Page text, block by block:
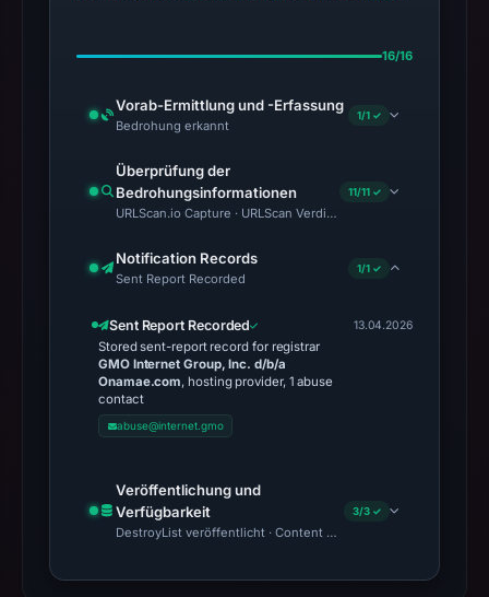
16/16
Vorab-Ermittlung und -Erfassung
Bedrohung erkannt
1/1 ✓
Überprüfung der
Bedrohungsinformationen
URLScan.io Capture · URLScan Verdict · Cloudflare Radar
11/11 ✓
Notification Records
Sent Report Recorded
1/1 ✓
Sent Report Recorded
Stored sent-report record for registrar
GMO Internet Group, Inc. d/b/a
Onamae.com, hosting provider, 1 abuse
contact
abuse@internet.gmo
13.04.2026
Veröffentlichung und
Verfügbarkeit
DestroyList veröffentlicht · Content Observed Unavailable ·
3/3 ✓